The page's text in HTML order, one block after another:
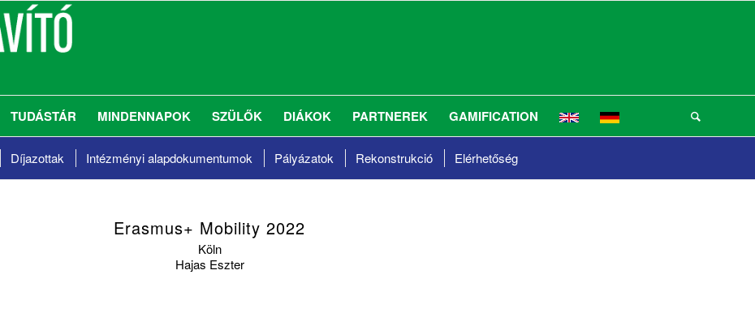
TUDÁSTÁR MINDENNAPOK SZÜLŐK DIÁKOK PARTNEREK GAMIFICATION
Díjazottak Intézményi alapdokumentumok Pályázatok Rekonstrukció Elérhetőség
Erasmus+ Mobility 2022
Köln
Hajas Eszter